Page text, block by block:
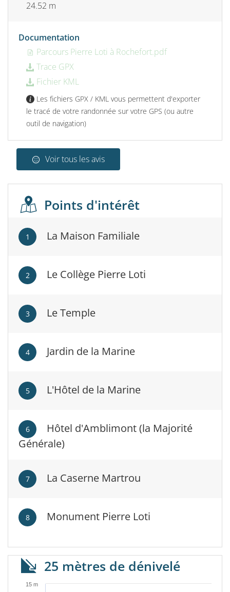
24.52 m
Documentation
Parcours Pierre Loti à Rochefort.pdf
Trace GPX
Fichier KML
Les fichiers GPX / KML vous permettent d'exporter
le tracé de votre randonnée sur votre GPS (ou autre
outil de navigation)
Voir tous les avis
Points d'intérêt
1 La Maison Familiale
2 Le Collège Pierre Loti
3 Le Temple
4 Jardin de la Marine
5 L'Hôtel de la Marine
6
Hôtel d'Amblimont (la Majorité
Générale)
7 La Caserne Martrou
8 Monument Pierre Loti
25 mètres de dénivelé
15 m